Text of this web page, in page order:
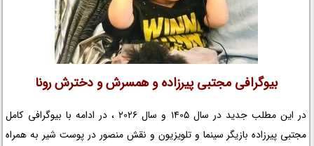
بیوگرافی مجتبی پیرزاده و همسرش و دخترش رونا
در این مطلب جدید در سال 1405 و سال 2026 ، در ادامه با بیوگرافی کامل
مجتبی پیرزاده بازیگر سینما و تلویزیون و نقش منصور در پوست شیر به همراه